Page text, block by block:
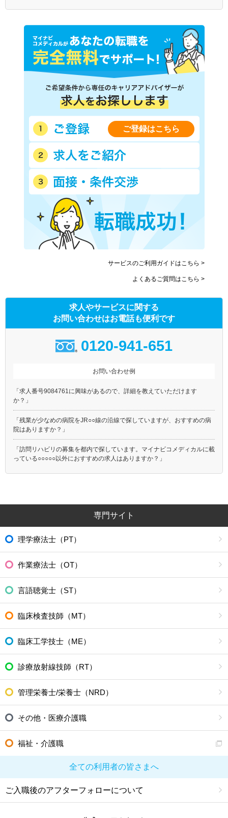
ＪＲ大糸線(南小谷－糸魚川)
ＪＲ弥彦線
ご登録はこちら
サービスのご利用ガイドはこちら >
よくあるご質問はこちら >
求人やサービスに関する
お問い合わせはお電話も便利です
0120-941-651
お問い合わせ例
「求人番号9084761に興味があるので、詳細を教えていただけます
か？」
「残業が少なめの病院をJR○○線の沿線で探していますが、おすすめの病
院はありますか？」
「訪問リハビリの募集を都内で探しています。マイナビコメディカルに載
っている○○○○○以外におすすめの求人はありますか？」
専門サイト
理学療法士（PT）
作業療法士（OT）
言語聴覚士（ST）
臨床検査技師（MT）
臨床工学技士（ME）
診療放射線技師（RT）
管理栄養士/栄養士（NRD）
その他・医療介護職
福祉・介護職
全ての利用者の皆さまへ
ご入職後のアフターフォローについて